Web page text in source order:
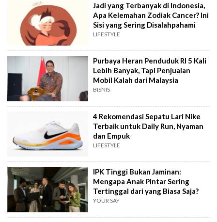
Jadi yang Terbanyak di Indonesia,
Apa Kelemahan Zodiak Cancer? Ini
Sisi yang Sering Disalahpahami
LIFESTYLE
Purbaya Heran Penduduk RI 5 Kali
Lebih Banyak, Tapi Penjualan
Mobil Kalah dari Malaysia
BISNIS
4 Rekomendasi Sepatu Lari Nike
Terbaik untuk Daily Run, Nyaman
dan Empuk
LIFESTYLE
IPK Tinggi Bukan Jaminan:
Mengapa Anak Pintar Sering
Tertinggal dari yang Biasa Saja?
YOUR SAY